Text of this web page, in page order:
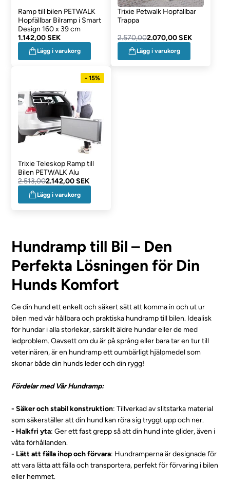
Ramp till bilen PETWALK
Hopfällbar Bilramp i Smart
Design 160 x 39 cm
1.142,00 SEK
Lägg i varukorg
Trixie Petwalk Hopfällbar
Trappa
2.570,002.070,00 SEK
Lägg i varukorg
- 15%
Trixie Teleskop Ramp till
Bilen PETWALK Alu
2.513,002.142,00 SEK
Lägg i varukorg
Hundramp till Bil – Den
Perfekta Lösningen för Din
Hunds Komfort
Ge din hund ett enkelt och säkert sätt att komma in och ut ur
bilen med vår hållbara och praktiska hundramp till bilen. Idealisk
för hundar i alla storlekar, särskilt äldre hundar eller de med
ledproblem. Oavsett om du är på språng eller bara tar en tur till
veterinären, är en hundramp ett oumbärligt hjälpmedel som
skonar både din hunds leder och din rygg!
Fördelar med Vår Hundramp:
- Säker och stabil konstruktion: Tillverkad av slitstarka material
som säkerställer att din hund kan röra sig tryggt upp och ner.
- Halkfri yta: Ger ett fast grepp så att din hund inte glider, även i
våta förhållanden.
- Lätt att fälla ihop och förvara: Hundramperna är designade för
att vara lätta att fälla och transportera, perfekt för förvaring i bilen
eller hemmet.